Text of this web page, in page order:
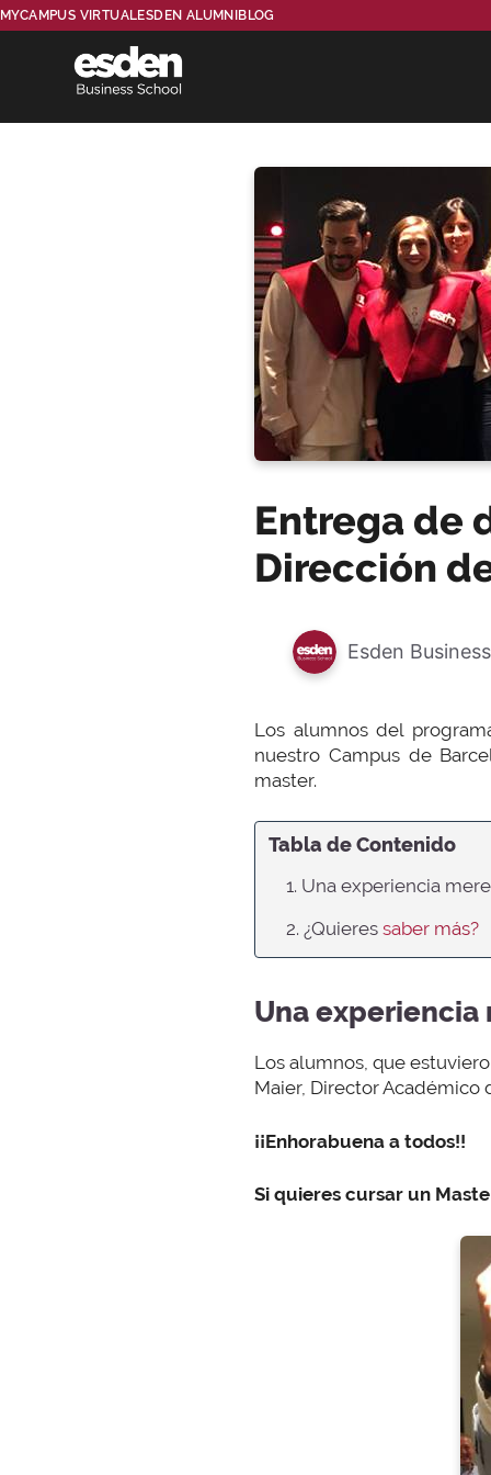
MYCAMPUS VIRTUALESDEN ALUMNI BLOG
Entrega de
Dirección
Esden
Los alumnos del
nuestro Campus de
master.
Tabla de Contenido
1. Una experiencia
2. ¿Quieres saber más?
Una experiencia
Los alumnos, que
Maier, Director Académico
¡¡Enhorabuena a todos!!
Si quieres cursar un